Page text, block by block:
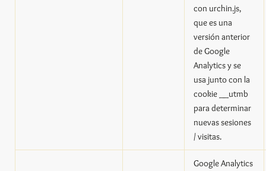
con urchin.js,
que es una
versión anterior
de Google
Analytics y se
usa junto con la
cookie __utmb
para determinar
nuevas sesiones
/ visitas.
Google Analytics